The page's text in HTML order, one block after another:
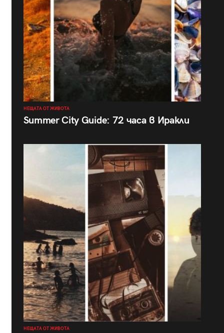
НЕЩАТА ОТ ЖИВОТА
Summer City Guide: 72 часа в Иракли
НЕЩАТА ОТ ЖИВОТА